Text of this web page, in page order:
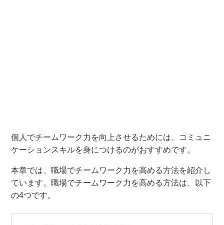
個人でチームワーク力を向上させるためには、コミュニ
ケーションスキルを身につけるのがおすすめです。
本章では、職場でチームワーク力を高める方法を紹介し
ています。職場でチームワーク力を高める方法は、以下
の4つです。